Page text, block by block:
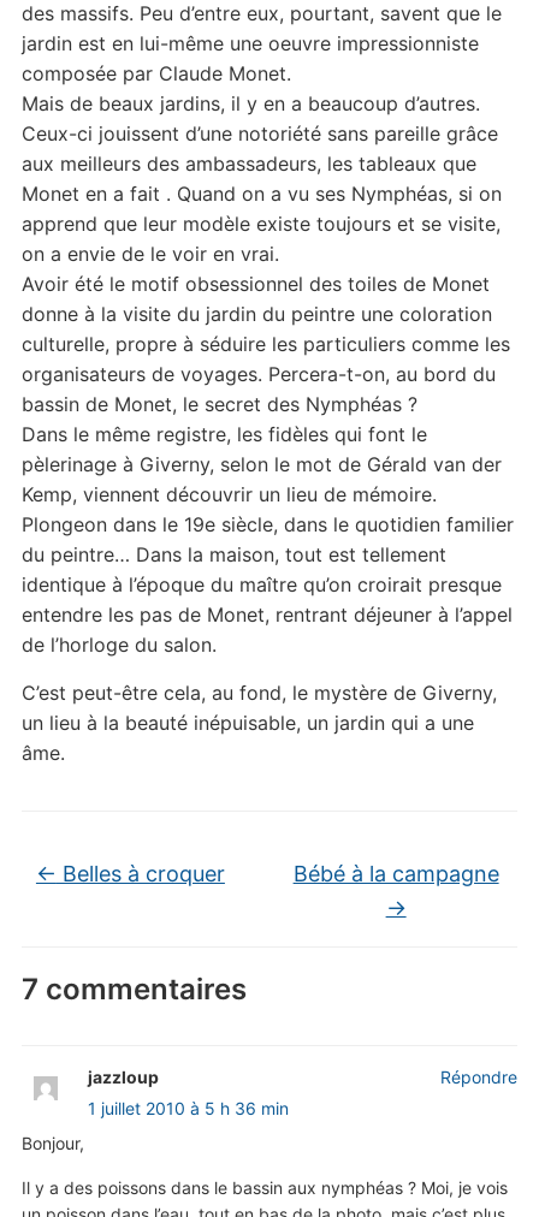
des massifs. Peu d’entre eux, pourtant, savent que le
jardin est en lui-même une oeuvre impressionniste
composée par Claude Monet.
Mais de beaux jardins, il y en a beaucoup d’autres.
Ceux-ci jouissent d’une notoriété sans pareille grâce
aux meilleurs des ambassadeurs, les tableaux que
Monet en a fait . Quand on a vu ses Nymphéas, si on
apprend que leur modèle existe toujours et se visite,
on a envie de le voir en vrai.
Avoir été le motif obsessionnel des toiles de Monet
donne à la visite du jardin du peintre une coloration
culturelle, propre à séduire les particuliers comme les
organisateurs de voyages. Percera-t-on, au bord du
bassin de Monet, le secret des Nymphéas ?
Dans le même registre, les fidèles qui font le
pèlerinage à Giverny, selon le mot de Gérald van der
Kemp, viennent découvrir un lieu de mémoire.
Plongeon dans le 19e siècle, dans le quotidien familier
du peintre… Dans la maison, tout est tellement
identique à l’époque du maître qu’on croirait presque
entendre les pas de Monet, rentrant déjeuner à l’appel
de l’horloge du salon.
C’est peut-être cela, au fond, le mystère de Giverny,
un lieu à la beauté inépuisable, un jardin qui a une
âme.
← Belles à croquer
Bébé à la campagne
→
7 commentaires
jazzloup
1 juillet 2010 à 5 h 36 min
Bonjour,
Il y a des poissons dans le bassin aux nymphéas ? Moi, je vois
Répondre